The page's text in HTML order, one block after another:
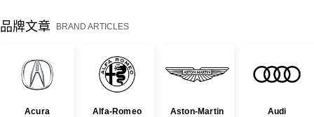
品牌文章 BRAND ARTICLES
Acura Alfa-Romeo Aston-Martin Audi